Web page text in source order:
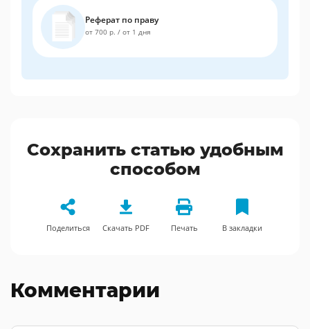
Реферат по праву
от 700 р. / от 1 дня
Сохранить статью удобным
способом
Поделиться Скачать PDF Печать В закладки
Комментарии